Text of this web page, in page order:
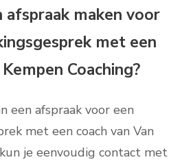
afspraak maken voor
met een
Coaching?
een afspraak voor een
met een coach van Van
je eenvoudig contact met